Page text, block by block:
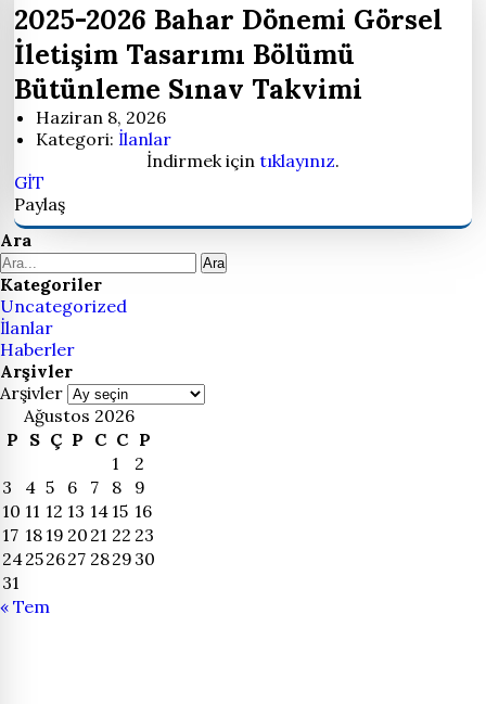
2025-2026 Bahar Dönemi Görsel
İletişim Tasarımı Bölümü
Bütünleme Sınav Takvimi
Haziran 8, 2026
Kategori: İlanlar
İndirmek için tıklayınız.
GİT
Paylaş
Ara
Ara
Kategoriler
Uncategorized
İlanlar
Haberler
Arşivler
Arşivler
Ağustos 2026
P S Ç P C C P
1
2
3
4 5 6 7 8
9
10 11 12 13 14 15 16
17 18 19 20 21 22 23
24252627 2829 30
31
« Tem